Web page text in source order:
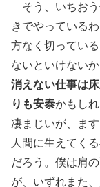
そう、いちおう
きでやっている
方なく切ってい
ないといけない
消えない仕事は
りも安泰かもし
凄まじいが、ま
人間に生えてく
だろう。僕は肩
が、いずれまた